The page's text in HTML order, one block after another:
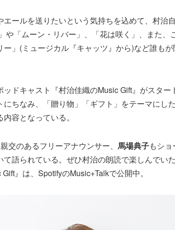
ールを送りたいという気持ちを込めて、村治
や「ムーン・リバー」、「花は咲く」、また、
」(ミュージカル『キャッツ』から)など誰も
ドキャスト『村治佳織のMusic Gift』がスター
ちなみ、「贈り物」「ギフト」をテーマにし
容となっている。
交のあるフリーアナウンサー、 馬場典子もシ
語られている。ぜひ村治の朗読で楽しんでい
』は、SpotifyのMusic+Talkで公開中。